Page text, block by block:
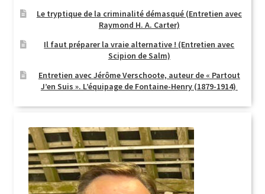
Le tryptique de la criminalité démasqué (Entretien avec
Raymond H. A. Carter)
Il faut préparer la vraie alternative ! (Entretien avec
Scipion de Salm)
Entretien avec Jérôme Verschoote, auteur de « Partout
J’en Suis ». L’équipage de Fontaine-Henry (1879-1914)